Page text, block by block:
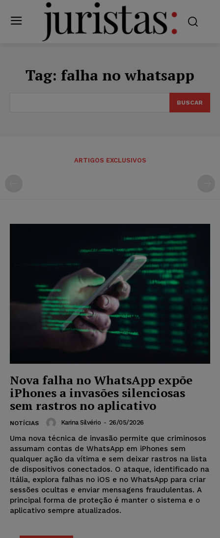
Tag: falha no whatsapp
BUSCAR
ARTIGOS EXCLUSIVOS
Nova falha no WhatsApp expõe
iPhones a invasões silenciosas
sem rastros no aplicativo
NOTÍCIAS Karina Silvério - 26/05/2026
Uma nova técnica de invasão permite que criminosos
assumam contas de WhatsApp em iPhones sem
qualquer ação da vítima e sem deixar rastros na lista
de dispositivos conectados. O ataque, identificado na
Itália, explora falhas no iOS e no WhatsApp para criar
sessões ocultas e enviar mensagens fraudulentas. A
principal forma de proteção é manter o sistema e o
aplicativo sempre atualizados.